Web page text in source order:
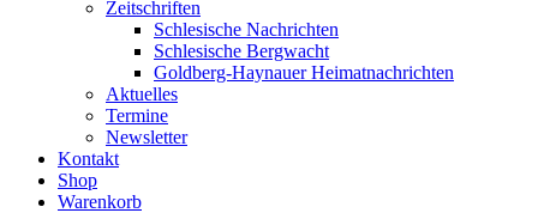
Zeitschriften
Schlesische Nachrichten
Schlesische Bergwacht
Goldberg-Haynauer Heimatnachrichten
Aktuelles
Termine
Newsletter
Kontakt
Shop
Warenkorb